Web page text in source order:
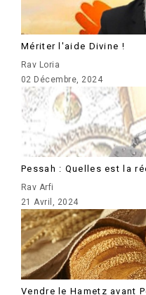
Mériter l'aide Divine !
Rav Loria
02 Décembre, 2024
Pessah : Quelles est la
Rav Arfi
21 Avril, 2024
Vendre le Hametz avant